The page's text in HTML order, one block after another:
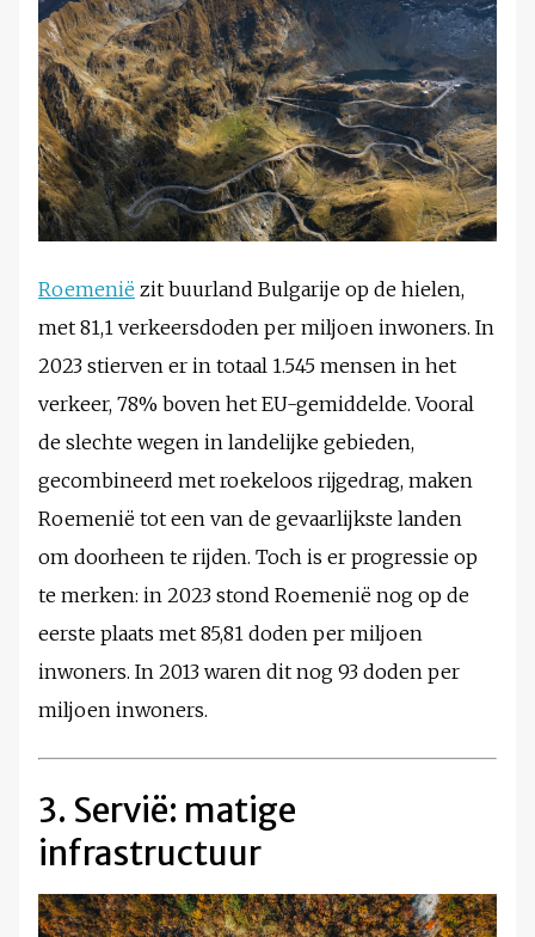
Roemenië zit buurland Bulgarije op de hielen,
met 81,1 verkeersdoden per miljoen inwoners. In
2023 stierven er in totaal 1.545 mensen in het
verkeer, 78% boven het EU-gemiddelde. Vooral
de slechte wegen in landelijke gebieden,
gecombineerd met roekeloos rijgedrag, maken
Roemenië tot een van de gevaarlijkste landen
om doorheen te rijden. Toch is er progressie op
te merken: in 2023 stond Roemenië nog op de
eerste plaats met 85,81 doden per miljoen
inwoners. In 2013 waren dit nog 93 doden per
miljoen inwoners.
3. Servië: matige
infrastructuur